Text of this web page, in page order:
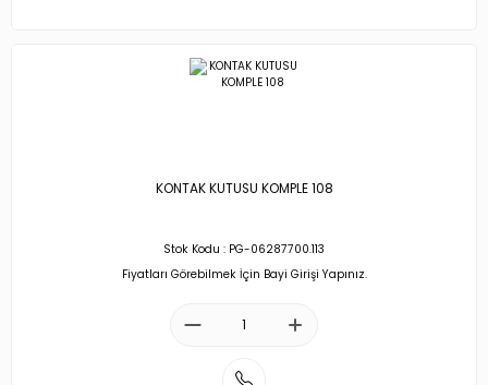
KONTAK KUTUSU KOMPLE 108
Stok Kodu : PG-06287700.113
Fiyatları Görebilmek İçin Bayi Girişi Yapınız.